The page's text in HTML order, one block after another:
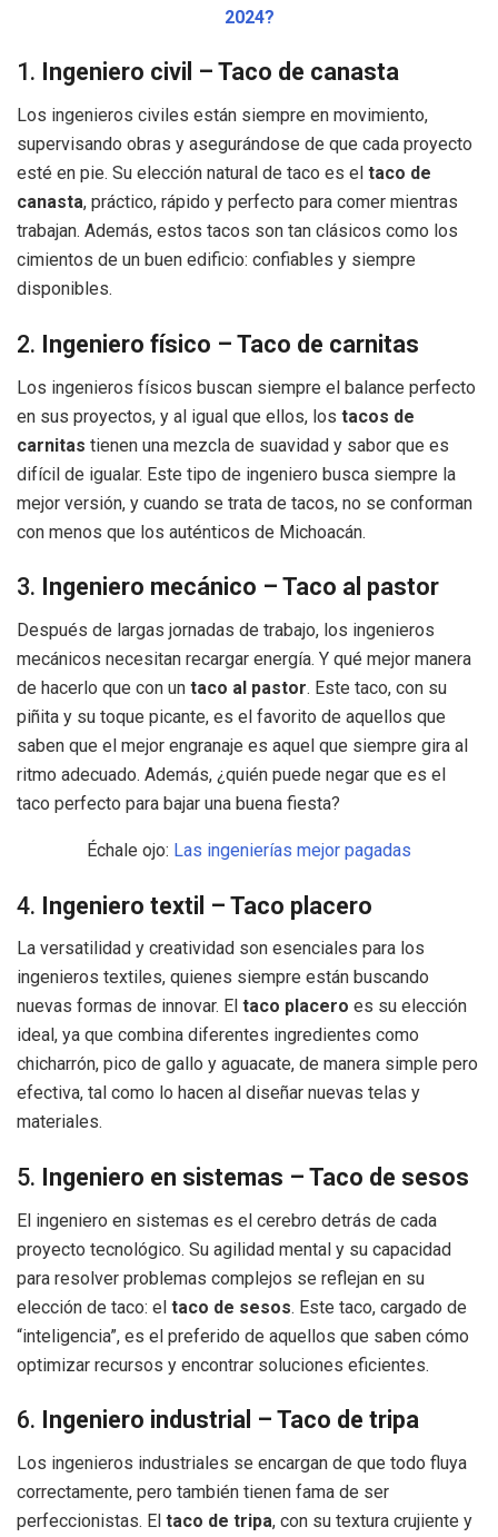
2024?
1. Ingeniero civil – Taco de canasta
Los ingenieros civiles están siempre en movimiento,
supervisando obras y asegurándose de que cada proyecto
esté en pie. Su elección natural de taco es el taco de
canasta, práctico, rápido y perfecto para comer mientras
trabajan. Además, estos tacos son tan clásicos como los
cimientos de un buen edificio: confiables y siempre
disponibles.
2. Ingeniero físico – Taco de carnitas
Los ingenieros físicos buscan siempre el balance perfecto
en sus proyectos, y al igual que ellos, los tacos de
carnitas tienen una mezcla de suavidad y sabor que es
difícil de igualar. Este tipo de ingeniero busca siempre la
mejor versión, y cuando se trata de tacos, no se conforman
con menos que los auténticos de Michoacán.
3. Ingeniero mecánico – Taco al pastor
Después de largas jornadas de trabajo, los ingenieros
mecánicos necesitan recargar energía. Y qué mejor manera
de hacerlo que con un taco al pastor. Este taco, con su
piñita y su toque picante, es el favorito de aquellos que
saben que el mejor engranaje es aquel que siempre gira al
ritmo adecuado. Además, ¿quién puede negar que es el
taco perfecto para bajar una buena fiesta?
Échale ojo: Las ingenierías mejor pagadas
4. Ingeniero textil – Taco placero
La versatilidad y creatividad son esenciales para los
ingenieros textiles, quienes siempre están buscando
nuevas formas de innovar. El taco placero es su elección
ideal, ya que combina diferentes ingredientes como
chicharrón, pico de gallo y aguacate, de manera simple pero
efectiva, tal como lo hacen al diseñar nuevas telas y
materiales.
5. Ingeniero en sistemas – Taco de sesos
El ingeniero en sistemas es el cerebro detrás de cada
proyecto tecnológico. Su agilidad mental y su capacidad
para resolver problemas complejos se reflejan en su
elección de taco: el taco de sesos. Este taco, cargado de
“inteligencia”, es el preferido de aquellos que saben cómo
optimizar recursos y encontrar soluciones eficientes.
6. Ingeniero industrial – Taco de tripa
Los ingenieros industriales se encargan de que todo fluya
correctamente, pero también tienen fama de ser
perfeccionistas. El taco de tripa, con su textura crujiente y